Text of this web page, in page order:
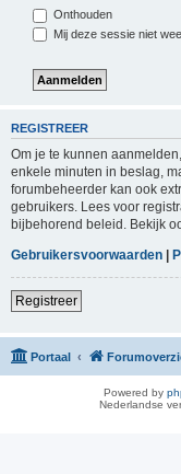
Onthouden
Mij deze sessie niet
REGISTREER
Om je te kunnen
enkele minuten in beslag,
forumbeheerder kan ook
gebruikers. Lees voor
bijbehorend beleid. Bekijk
Gebruikersvoorwaarden |
Registreer
Portaal
Powered by
Nederlandse